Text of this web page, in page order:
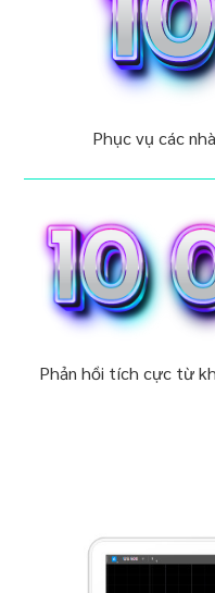
Phục vụ các
Phản hồi tích cực từ